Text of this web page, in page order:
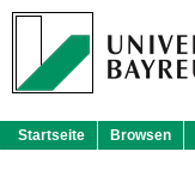
Startseite Browsen